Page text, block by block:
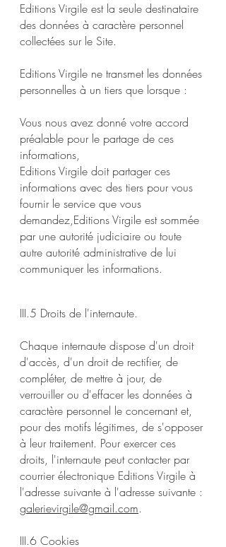
Editions Virgile est la seule destinataire
des données à caractère personnel
collectées sur le Site.
Editions Virgile ne transmet les données
personnelles à un tiers que lorsque :
Vous nous avez donné votre accord
préalable pour le partage de ces
informations,
Editions Virgile doit partager ces
informations avec des tiers pour vous
fournir le service que vous
demandez,Editions Virgile est sommée
par une autorité judiciaire ou toute
autre autorité administrative de lui
communiquer les informations.
III.5 Droits de l'internaute.
Chaque internaute dispose d'un droit
d'accès, d'un droit de rectifier, de
compléter, de mettre à jour, de
verrouiller ou d'effacer les données à
caractère personnel le concernant et,
pour des motifs légitimes, de s'opposer
à leur traitement. Pour exercer ces
droits, l'internaute peut contacter par
courrier électronique Editions Virgile à
l'adresse suivante à l'adresse suivante :
galerievirgile@gmail.com.
III.6 Cookies